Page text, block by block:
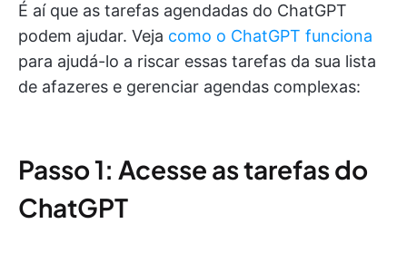
É aí que as tarefas agendadas do ChatGPT
podem ajudar. Veja como o ChatGPT funciona
para ajudá-lo a riscar essas tarefas da sua lista
de afazeres e gerenciar agendas complexas:
Passo 1: Acesse as tarefas do
ChatGPT